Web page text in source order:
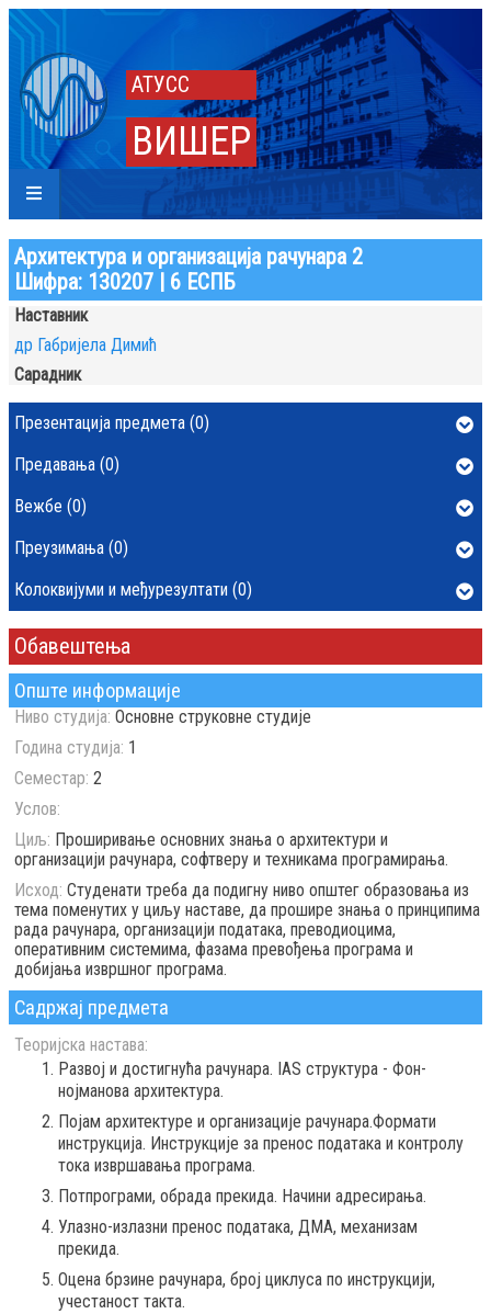
АТУСС
ВИШЕР
Архитектура и организација рачунара 2
Шифра: 130207 | 6 ЕСПБ
Опште информације
Ниво студија: Основне струковне студије
Година студија: 1
Семестар: 2
Услов:
Циљ: Проширивање основних знања о архитектури и
организацији рачунара, софтверу и техникама програмирања.
Исход: Студенати треба да подигну ниво општег образовања из
тема поменутих у циљу наставе, да прошире знања о принципима
рада рачунара, организацији података, преводиоцима,
оперативним системима, фазама превођења програма и
добијања извршног програма.
Садржај предмета
Теоријска настава:
Развој и достигнућа рачунара. IAS структура - Фон-
нојманова архитектура.
Појам архитектуре и организације рачунара.Формати
инструкција. Инструкције за пренос података и контролу
тока извршавања програма.
Потпрограми, обрада прекида. Начини адресирања.
Улазно-излазни пренос података, ДМА, механизам
прекида.
Оцена брзине рачунара, број циклуса по инструкцији,
учестаност такта.
Наставник
др Габријела Димић
Сарадник
Презентација предмета (0)
Предавања (0)
Вежбе (0)
Преузимања (0)
Колоквијуми и међурезултати (0)
Обавештења